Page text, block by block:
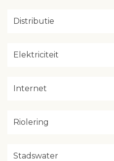
Distributie
Elektriciteit
Internet
Riolering
Stadswater